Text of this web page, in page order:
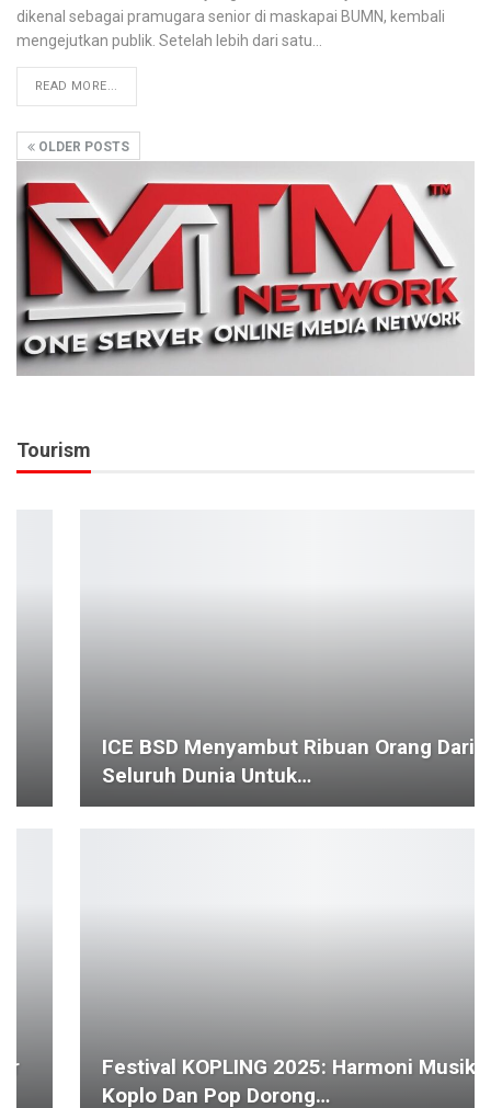
dikenal sebagai pramugara senior di maskapai BUMN, kembali
mengejutkan publik. Setelah lebih dari satu
READ MORE...
OLDER POSTS
Tourism
ICE BSD Menyambut Ribuan Orang Dari
Seluruh Dunia Untuk…
Festival KOPLING 2025: Harmoni Musik
Koplo Dan Pop Dorong…